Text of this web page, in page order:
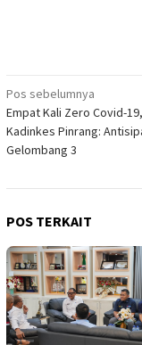
Navigasi
pos
Pos sebelumnya
Empat Kali Zero Covid-19,
Kadinkes Pinrang:
Gelombang 3
POS TERKAIT